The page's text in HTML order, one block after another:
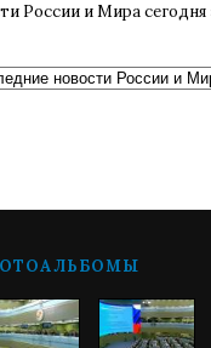
России и Мира сегодня